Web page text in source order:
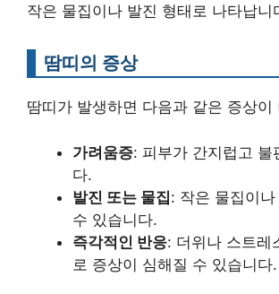
작은 물집이나 발진 형태로 나타납니
땀띠의 증상
땀띠가 발생하면 다음과 같은 증상이
가려움증: 피부가 간지럽고 불
다.
발진 또는 물집: 작은 물집이
수 있습니다.
즉각적인 반응: 더위나 스트레
로 증상이 심해질 수 있습니다.